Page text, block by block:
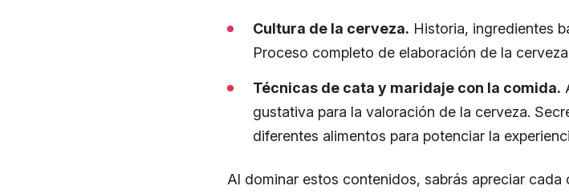
Cultura de la cerveza. Historia, ingredientes
Proceso completo de elaboración de la
Técnicas de cata y maridaje con la comida.
gustativa para la valoración de la cerveza.
diferentes alimentos para potenciar la
Al dominar estos contenidos, sabrás apreciar